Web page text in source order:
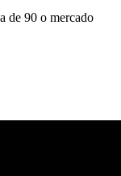
de 90 o mercado